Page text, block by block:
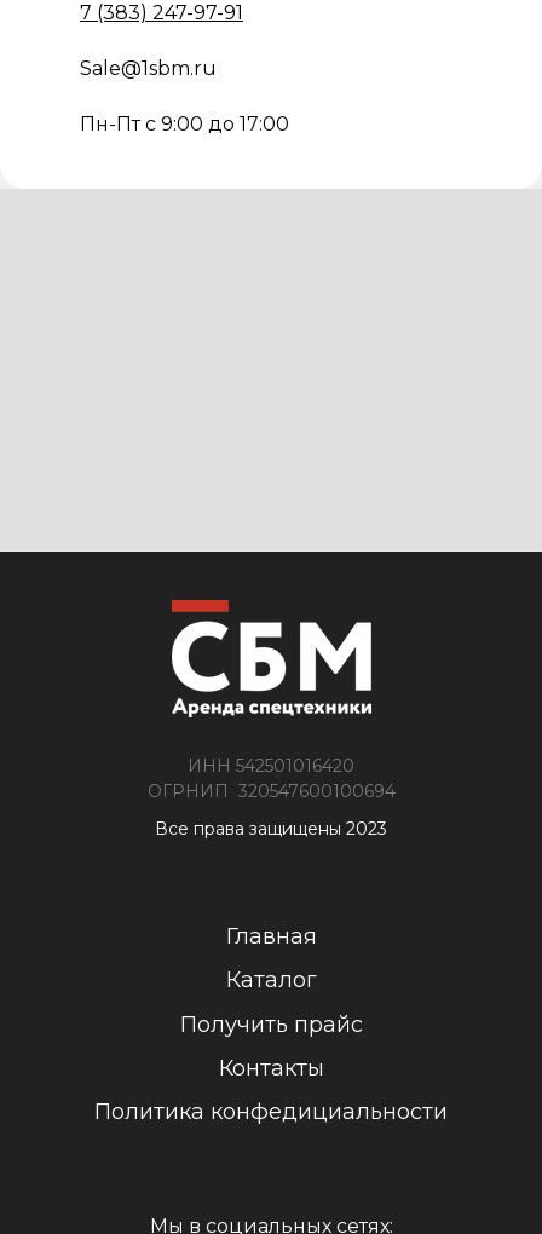
7 (383) 247-97-91
Sale@1sbm.ru
Пн-Пт с 9:00 до 17:00
ИНН 542501016420
ОГРНИП 320547600100694
Все права защищены 2023
Главная
Каталог
Получить прайс
Контакты
Политика конфедициальности
Мы в социальных сетях: